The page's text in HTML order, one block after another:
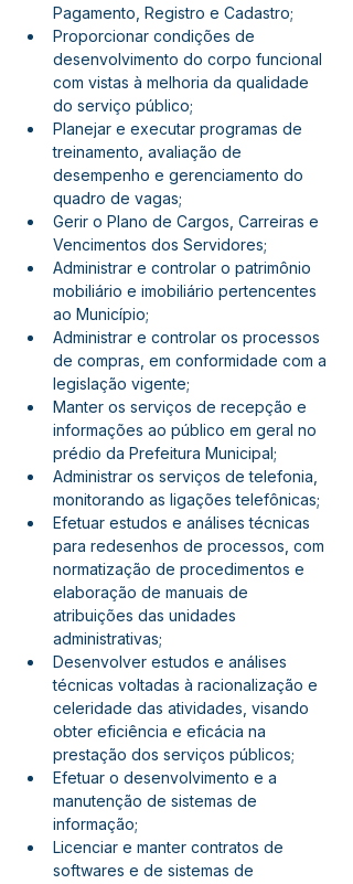
Pagamento, Registro e Cadastro;
Proporcionar condições de
desenvolvimento do corpo funcional
com vistas à melhoria da qualidade
do serviço público;
Planejar e executar programas de
treinamento, avaliação de
desempenho e gerenciamento do
quadro de vagas;
Gerir o Plano de Cargos, Carreiras e
Vencimentos dos Servidores;
Administrar e controlar o patrimônio
mobiliário e imobiliário pertencentes
ao Município;
Administrar e controlar os processos
de compras, em conformidade com a
legislação vigente;
Manter os serviços de recepção e
informações ao público em geral no
prédio da Prefeitura Municipal;
Administrar os serviços de telefonia,
monitorando as ligações telefônicas;
Efetuar estudos e análises técnicas
para redesenhos de processos, com
normatização de procedimentos e
elaboração de manuais de
atribuições das unidades
administrativas;
Desenvolver estudos e análises
técnicas voltadas à racionalização e
celeridade das atividades, visando
obter eficiência e eficácia na
prestação dos serviços públicos;
Efetuar o desenvolvimento e a
manutenção de sistemas de
informação;
Licenciar e manter contratos de
softwares e de sistemas de